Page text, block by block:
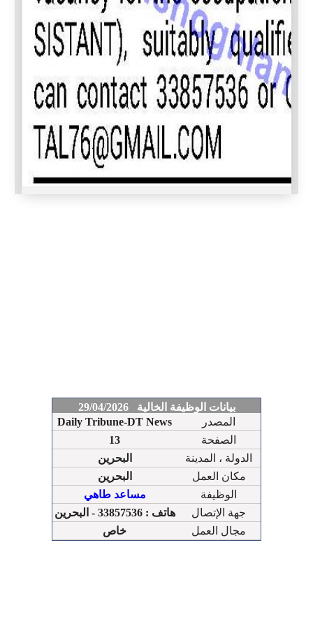
بيانات الوظيفة الخالية 29/04/2026
Daily Tribune-DT News
المصدر
13
الصفحة
البحرين
الدولة ، المدينة
البحرين
مكان العمل
مساعد طاهي
الوظيفة
هاتف : 33857536 - البحرين
جهة الإتصال
خاص
مجال العمل